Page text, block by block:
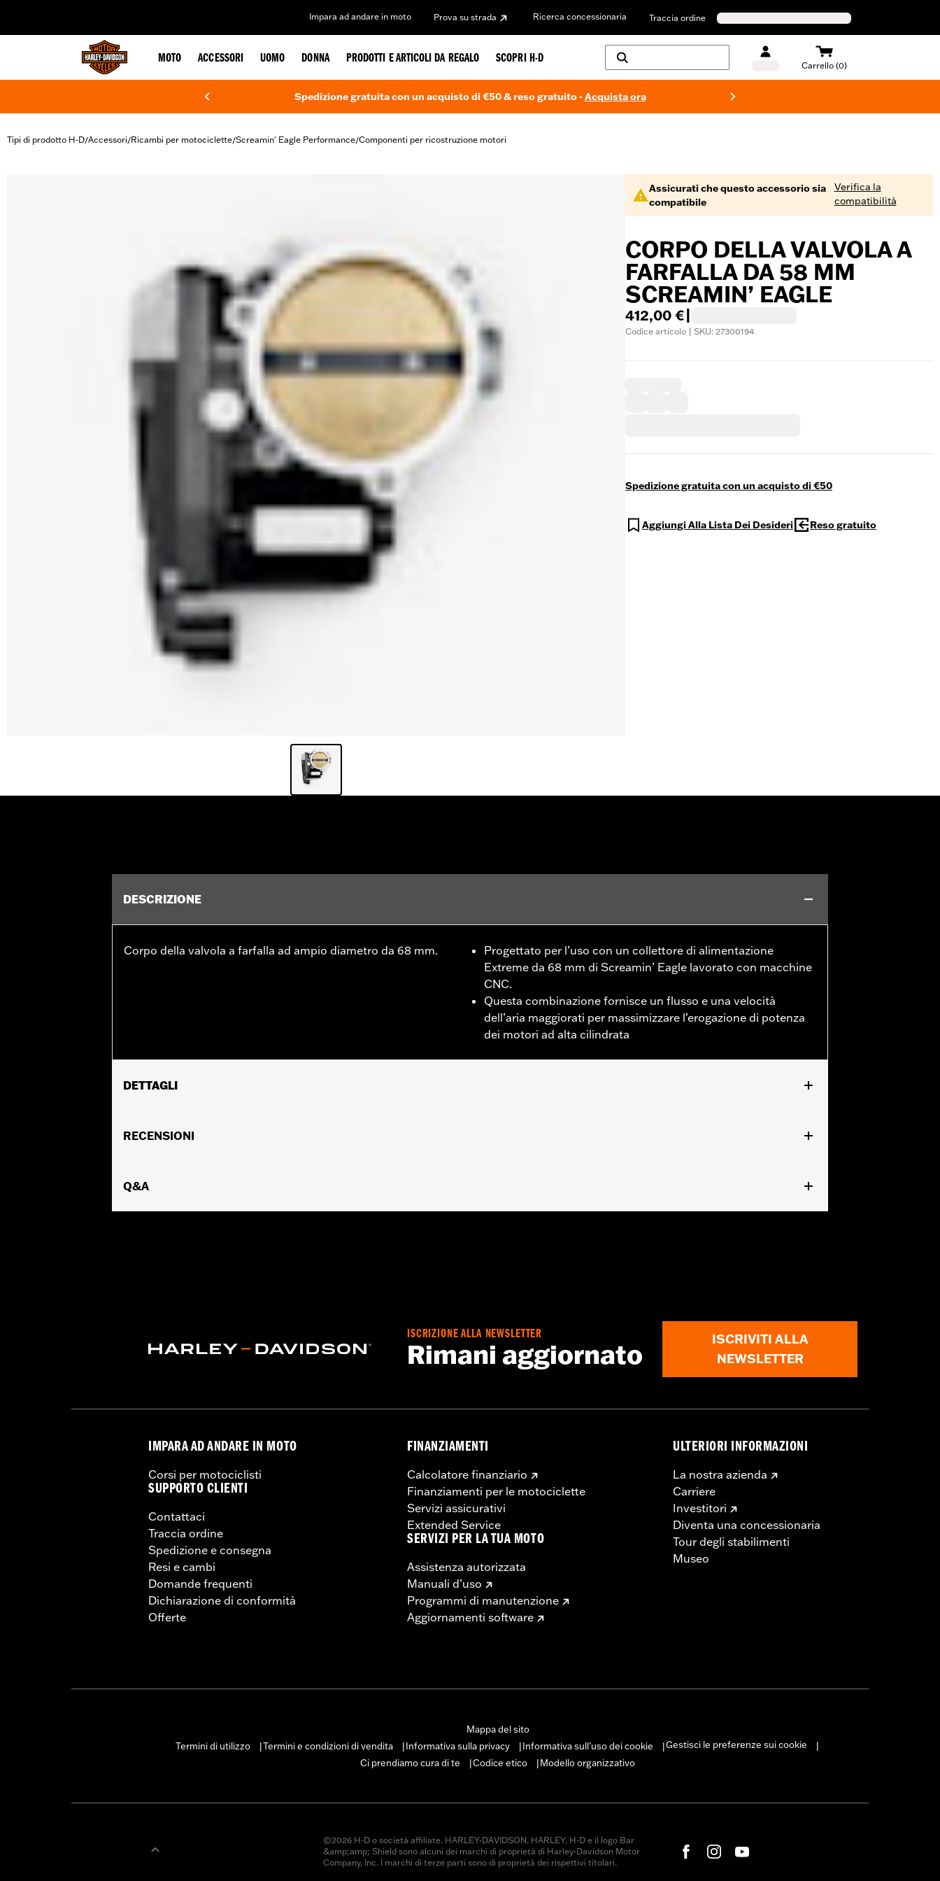
Impara ad andare in moto Prova su strada Ricerca concessionaria Traccia ordine
MOTO ACCESSORI UOMO DONNA PRODOTTI E ARTICOLI DA REGALO SCOPRI H-D
Carrello (0)
Spedizione gratuita con un acquisto di €50 & reso gratuito -Acquista ora
Tipi di prodotto H-D/Accessori/Ricambi per motociclette/Screamin' Eagle Performance/Componenti per ricostruzione motori
Assicurati che questo accessorio sia
compatibile
Verifica la
compatibilità
CORPO DELLA VALVOLA A
FARFALLA DA 58 MM
SCREAMIN’ EAGLE
412,00 €
Codice articolo | SKU: 27300194
Spedizione gratuita con un acquisto di €50
Aggiungi Alla Lista Dei Desideri Reso gratuito
DESCRIZIONE
Corpo della valvola a farfalla ad ampio diametro da 68 mm.
Progettato per l’uso con un collettore di alimentazione
Extreme da 68 mm di Screamin’ Eagle lavorato con macchine
CNC.
Questa combinazione fornisce un flusso e una velocità
dell’aria maggiorati per massimizzare l’erogazione di potenza
dei motori ad alta cilindrata
DETTAGLI
Milwaukee-Eight® Stage IV 135CI. Compatibile con tutti i filtri dell’aria ad alto flusso per motore Milwaukee-Eight® della linea Screamin’
Calibrazione ECM richiesta:
lead to substantial fines and penalties. Screamin’ Eagle® Performance products are intended for the experienced rider only.
RECENSIONI
Q&A
ISCRIZIONE ALLA NEWSLETTER
Rimani aggiornato
ISCRIVITI ALLA
NEWSLETTER
IMPARA AD ANDARE IN MOTO
Corsi per motociclisti
SUPPORTO CLIENTI
Contattaci
Traccia ordine
Spedizione e consegna
Resi e cambi
Domande frequenti
Dichiarazione di conformità
Offerte
FINANZIAMENTI
Calcolatore finanziario
Finanziamenti per le motociclette
Servizi assicurativi
Extended Service
SERVIZI PER LA TUA MOTO
Assistenza autorizzata
Manuali d’uso
Programmi di manutenzione
Aggiornamenti software
ULTERIORI INFORMAZIONI
La nostra azienda
Carriere
Investitori
Diventa una concessionaria
Tour degli stabilimenti
Museo
Mappa del sito
Termini di utilizzo
Termini e condizioni di vendita Informativa sulla privacy Informativa sull’uso dei cookie Gestisci le preferenze sui cookie
Ci prendiamo cura di te
Codice etico Modello organizzativo
©2026 H-D o società affiliate. HARLEY-DAVIDSON, HARLEY, H-D e il logo Bar
&amp;amp; Shield sono alcuni dei marchi di proprietà di Harley-Davidson Motor
Company, Inc. I marchi di terze parti sono di proprietà dei rispettivi titolari.